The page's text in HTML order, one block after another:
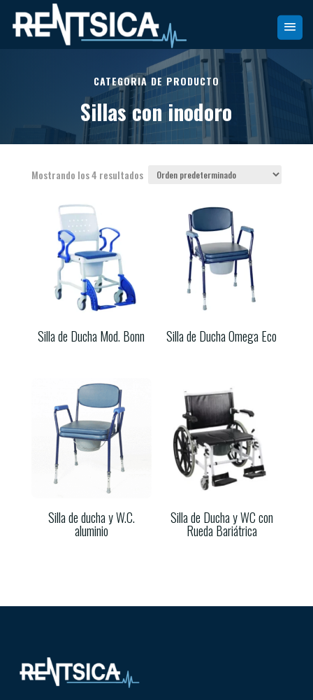
CATEGORIA DE PRODUCTO
Sillas con inodoro
Mostrando los 4 resultados
Silla de Ducha Mod. Bonn Silla de Ducha Omega Eco
Silla de ducha y W.C.
aluminio
Silla de Ducha y WC con
Rueda Bariátrica